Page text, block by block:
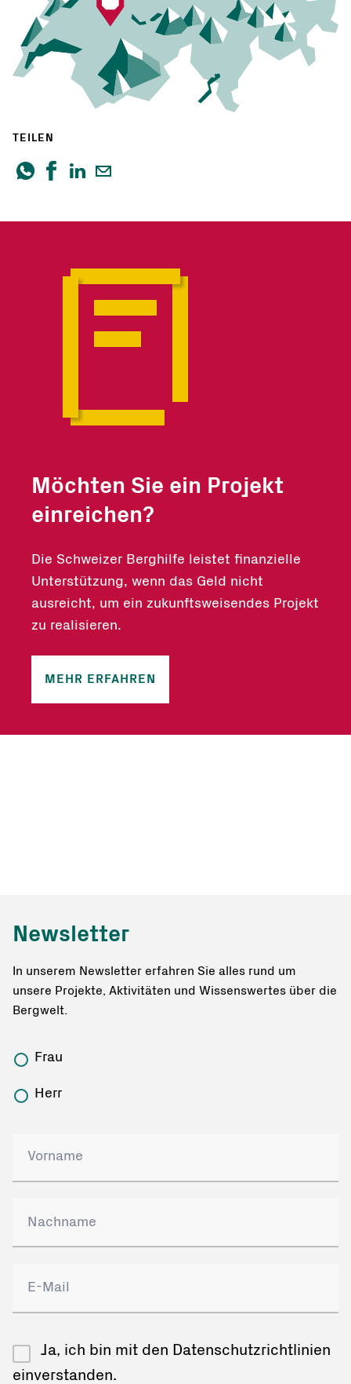
TEILEN
Möchten Sie ein Projekt
einreichen?
Die Schweizer Berghilfe leistet finanzielle
Unterstützung, wenn das Geld nicht
ausreicht, um ein zukunftsweisendes Projekt
zu realisieren.
MEHR ERFAHREN
Newsletter
In unserem Newsletter erfahren Sie alles rund um
unsere Projekte, Aktivitäten und Wissenswertes über die
Bergwelt.
Frau
Herr
Ja, ich bin mit den Datenschutzrichtlinien
einverstanden.